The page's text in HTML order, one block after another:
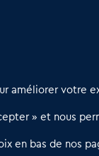
améliorer votre
» et nous
en bas de nos